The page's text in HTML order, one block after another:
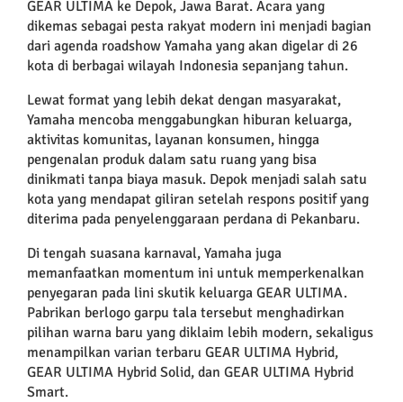
GEAR ULTIMA ke Depok, Jawa Barat. Acara yang
dikemas sebagai pesta rakyat modern ini menjadi bagian
dari agenda roadshow Yamaha yang akan digelar di 26
kota di berbagai wilayah Indonesia sepanjang tahun.
Lewat format yang lebih dekat dengan masyarakat,
Yamaha mencoba menggabungkan hiburan keluarga,
aktivitas komunitas, layanan konsumen, hingga
pengenalan produk dalam satu ruang yang bisa
dinikmati tanpa biaya masuk. Depok menjadi salah satu
kota yang mendapat giliran setelah respons positif yang
diterima pada penyelenggaraan perdana di Pekanbaru.
Di tengah suasana karnaval, Yamaha juga
memanfaatkan momentum ini untuk memperkenalkan
penyegaran pada lini skutik keluarga GEAR ULTIMA.
Pabrikan berlogo garpu tala tersebut menghadirkan
pilihan warna baru yang diklaim lebih modern, sekaligus
menampilkan varian terbaru GEAR ULTIMA Hybrid,
GEAR ULTIMA Hybrid Solid, dan GEAR ULTIMA Hybrid
Smart.